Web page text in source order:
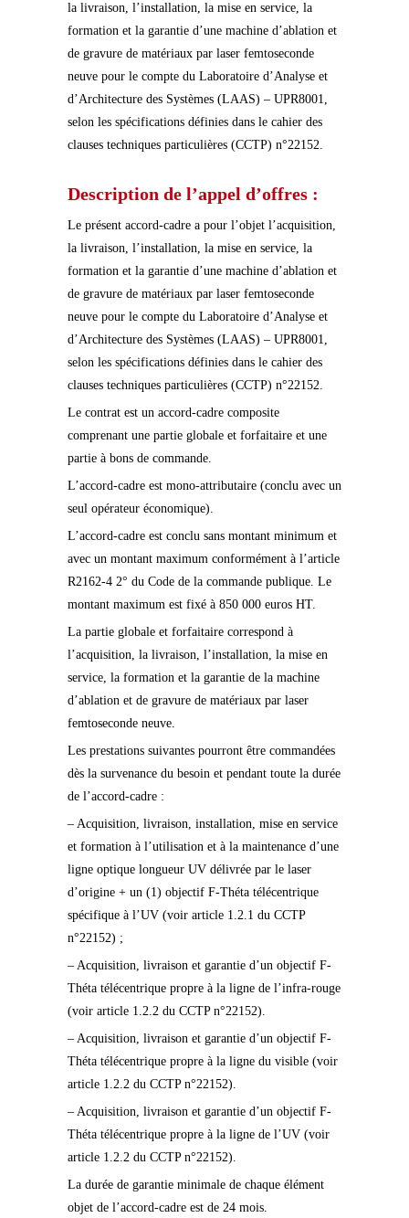
la livraison, l’installation, la mise en service, la
formation et la garantie d’une machine d’ablation et
de gravure de matériaux par laser femtoseconde
neuve pour le compte du Laboratoire d’Analyse et
d’Architecture des Systèmes (LAAS) – UPR8001,
selon les spécifications définies dans le cahier des
clauses techniques particulières (CCTP) n°22152.
Description de l’appel d’offres :
Le présent accord-cadre a pour l’objet l’acquisition,
la livraison, l’installation, la mise en service, la
formation et la garantie d’une machine d’ablation et
de gravure de matériaux par laser femtoseconde
neuve pour le compte du Laboratoire d’Analyse et
d’Architecture des Systèmes (LAAS) – UPR8001,
selon les spécifications définies dans le cahier des
clauses techniques particulières (CCTP) n°22152.
Le contrat est un accord-cadre composite
comprenant une partie globale et forfaitaire et une
partie à bons de commande.
L’accord-cadre est mono-attributaire (conclu avec un
seul opérateur économique).
L’accord-cadre est conclu sans montant minimum et
avec un montant maximum conformément à l’article
R2162-4 2° du Code de la commande publique. Le
montant maximum est fixé à 850 000 euros HT.
La partie globale et forfaitaire correspond à
l’acquisition, la livraison, l’installation, la mise en
service, la formation et la garantie de la machine
d’ablation et de gravure de matériaux par laser
femtoseconde neuve.
Les prestations suivantes pourront être commandées
dès la survenance du besoin et pendant toute la durée
de l’accord-cadre :
– Acquisition, livraison, installation, mise en service
et formation à l’utilisation et à la maintenance d’une
ligne optique longueur UV délivrée par le laser
d’origine + un (1) objectif F-Théta télécentrique
spécifique à l’UV (voir article 1.2.1 du CCTP
n°22152) ;
– Acquisition, livraison et garantie d’un objectif F-
Théta télécentrique propre à la ligne de l’infra-rouge
(voir article 1.2.2 du CCTP n°22152).
– Acquisition, livraison et garantie d’un objectif F-
Théta télécentrique propre à la ligne du visible (voir
article 1.2.2 du CCTP n°22152).
– Acquisition, livraison et garantie d’un objectif F-
Théta télécentrique propre à la ligne de l’UV (voir
article 1.2.2 du CCTP n°22152).
La durée de garantie minimale de chaque élément
objet de l’accord-cadre est de 24 mois.